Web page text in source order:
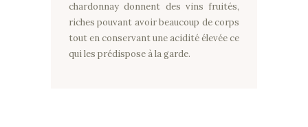
chardonnay donnent des vins fruités,
riches pouvant avoir beaucoup de corps
tout en conservant une acidité élevée ce
qui les prédispose à la garde.